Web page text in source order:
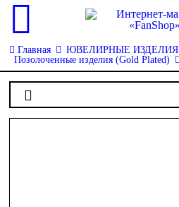
Главная
ЮВЕЛИРНЫЕ ИЗДЕЛИЯ
Позолоченные изделия (Gold Plated)